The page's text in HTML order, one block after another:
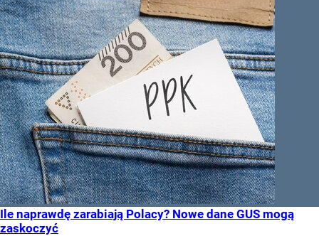
Ile naprawdę zarabiają Polacy? Nowe dane GUS mogą
zaskoczyć